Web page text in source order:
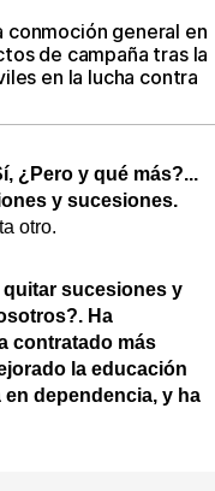
conmoción general en
de campaña tras la
en la lucha contra
¿Pero y qué más?...
y sucesiones.
otro.
sucesiones y
Ha
contratado más
la educación
dependencia, y ha